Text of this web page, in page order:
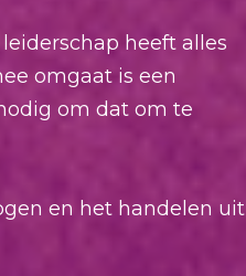
heeft alles
omgaat is een
om dat om te
en het handelen uit